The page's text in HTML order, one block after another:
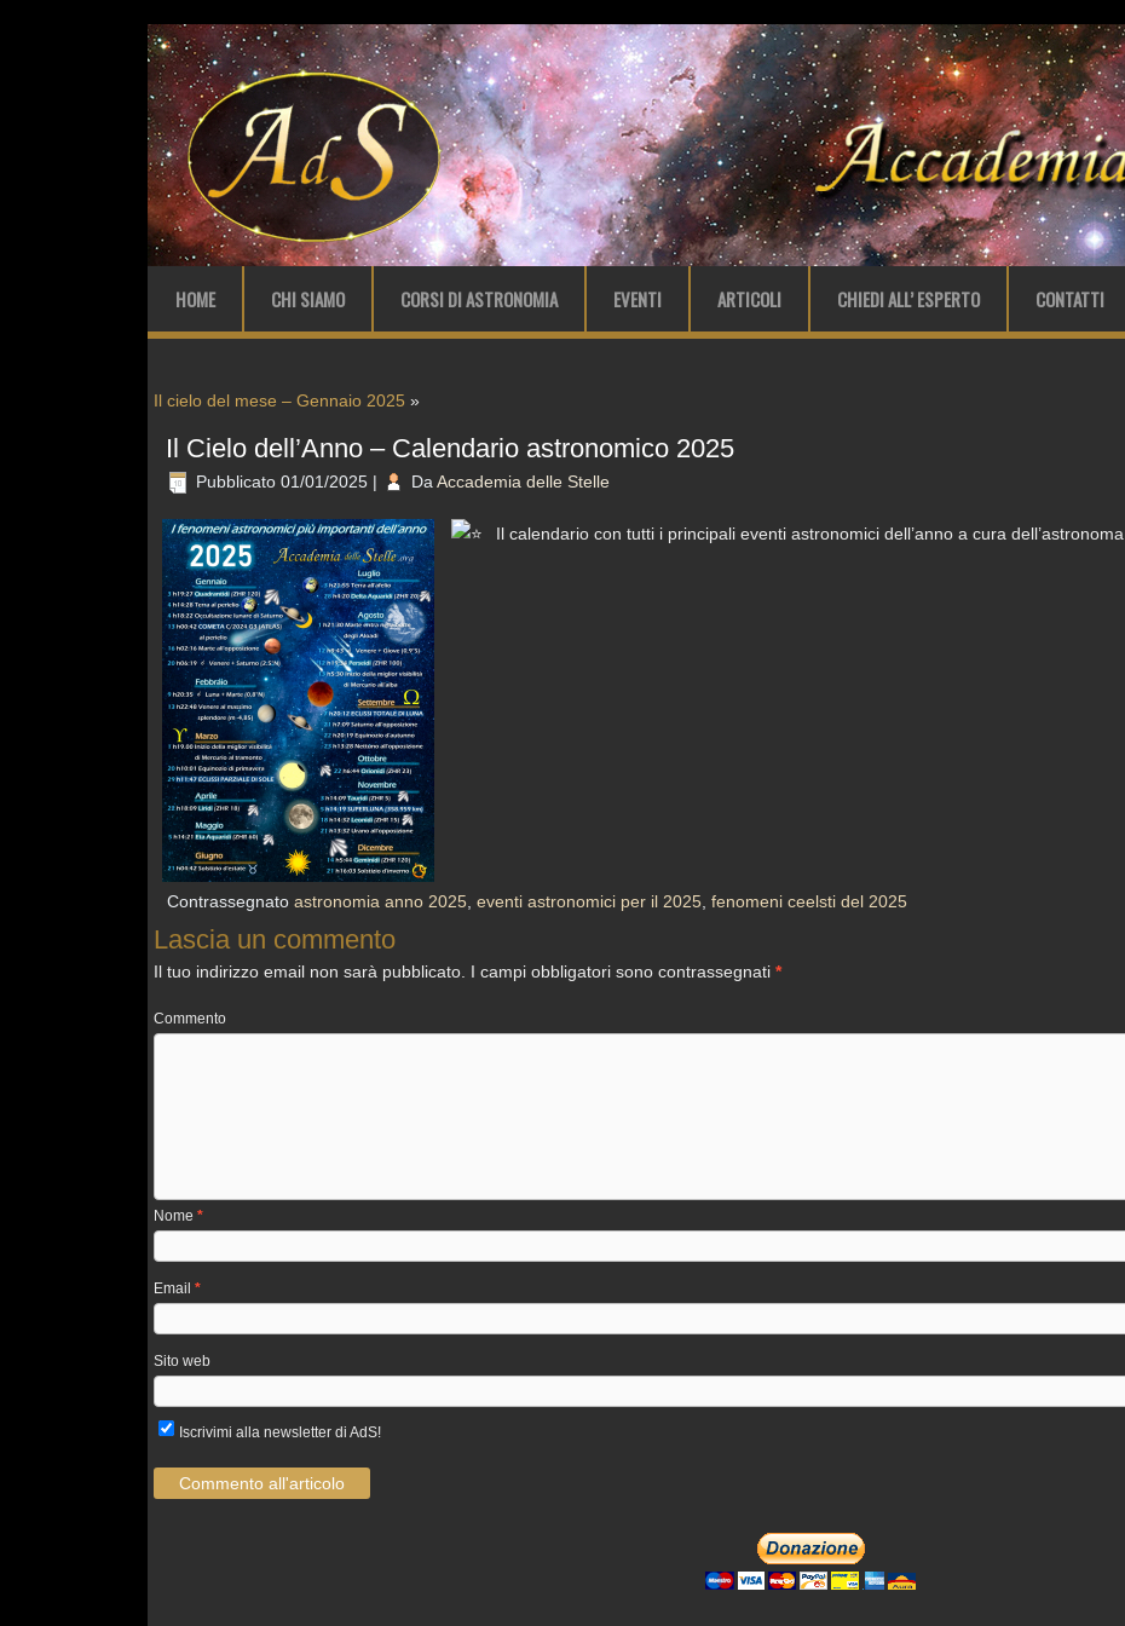
HOME CHI SIAMO CORSI DI ASTRONOMIA EVENTI ARTICOLI CHIEDI ALL’ ESPERTO CONTATTI
Il cielo del mese – Gennaio 2025 »
Il Cielo dell’Anno – Calendario astronomico 2025
Pubblicato 01/01/2025 | Da Accademia delle Stelle
Il calendario con tutti i principali eventi astronomici dell’anno a cura dell’astronoma
Contrassegnato astronomia anno 2025, eventi astronomici per il 2025, fenomeni ceelsti del 2025
Lascia un commento
Il tuo indirizzo email non sarà pubblicato. I campi obbligatori sono contrassegnati *
Commento
Nome *
Email *
Sito web
Iscrivimi alla newsletter di AdS!